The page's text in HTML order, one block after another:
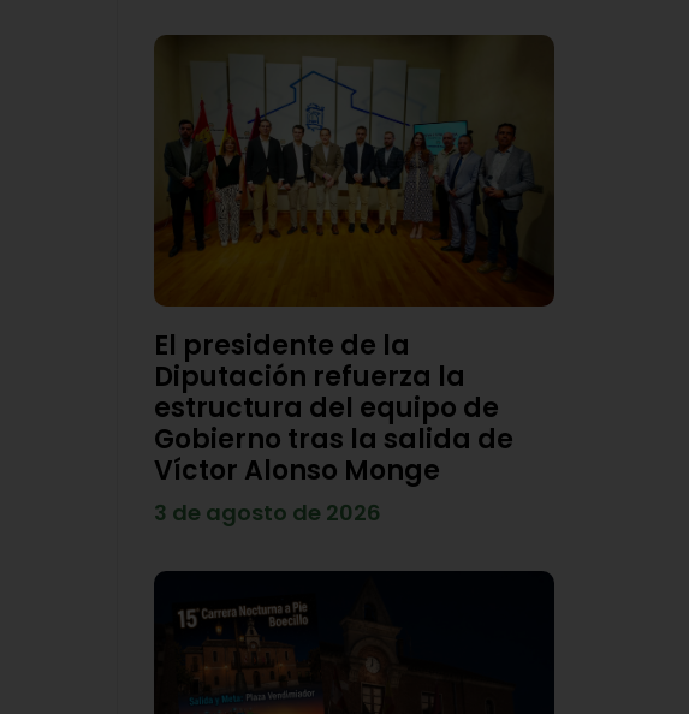
El presidente de la
Diputación refuerza la
estructura del equipo de
Gobierno tras la salida de
Víctor Alonso Monge
3 de agosto de 2026